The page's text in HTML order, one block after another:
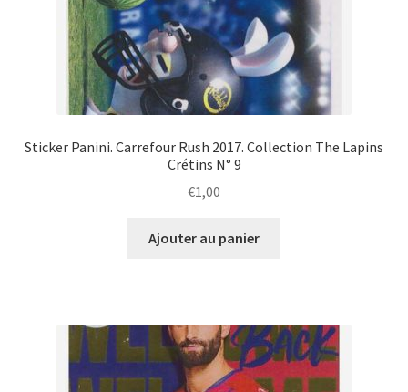
Sticker Panini. Carrefour Rush 2017. Collection The Lapins
Crétins N° 9
€1,00
Ajouter au panier